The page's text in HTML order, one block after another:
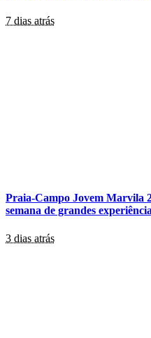
7 dias atrás
Praia-Campo Jovem Marvila
semana de grandes
3 dias atrás